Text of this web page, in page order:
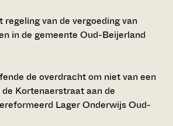
regeling van de vergoeding van
in de gemeente Oud-Beijerland
de overdracht om niet van een
Kortenaerstraat aan de
Lager Onderwijs Oud-